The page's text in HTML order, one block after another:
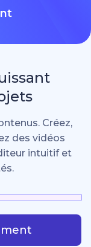
Créez,
des vidéos
intuitif et